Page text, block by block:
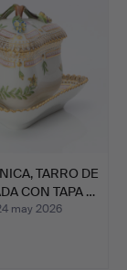
TARRO DE
CON TAPA …
may 2026